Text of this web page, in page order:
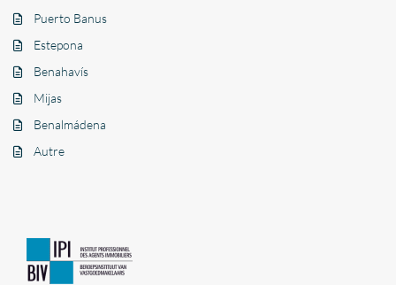
Puerto Banus
Estepona
Benahavís
Mijas
Benalmádena
Autre